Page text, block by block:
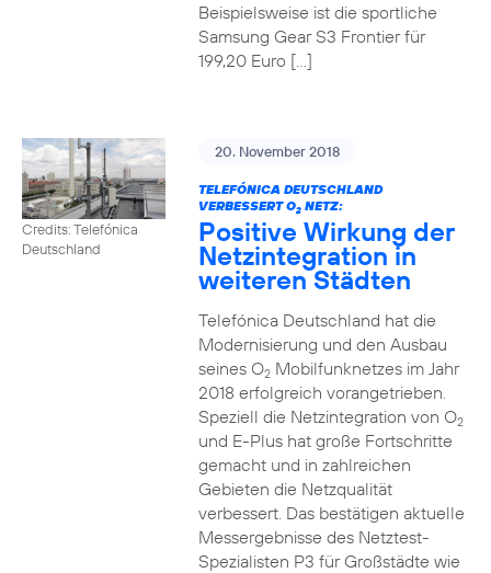
Beispielsweise ist die sportliche
Samsung Gear S3 Frontier für
199,20 Euro […]
Credits: Telefónica
Deutschland
20. November 2018
TELEFÓNICA DEUTSCHLAND
VERBESSERT O2NETZ:
Positive Wirkung der
Netzintegration in
weiteren Städten
Telefónica Deutschland hat die
Modernisierung und den Ausbau
seines O2Mobilfunknetzes im Jahr
2018 erfolgreich vorangetrieben.
Speziell die Netzintegration von O2
und E-Plus hat große Fortschritte
gemacht und in zahlreichen
Gebieten die Netzqualität
verbessert. Das bestätigen aktuelle
Messergebnisse des Netztest-
Spezialisten P3 für Großstädte wie